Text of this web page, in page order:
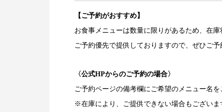
【ご予約がおすすめ】
お食事メニューは数量に限りがあるため、在
ご予約優先で提供しておりますので、ぜひご
〈公式HPからのご予約の場合〉
ご予約ページの備考欄にご希望のメニュー名
※在庫により、ご提供できない場合もござい